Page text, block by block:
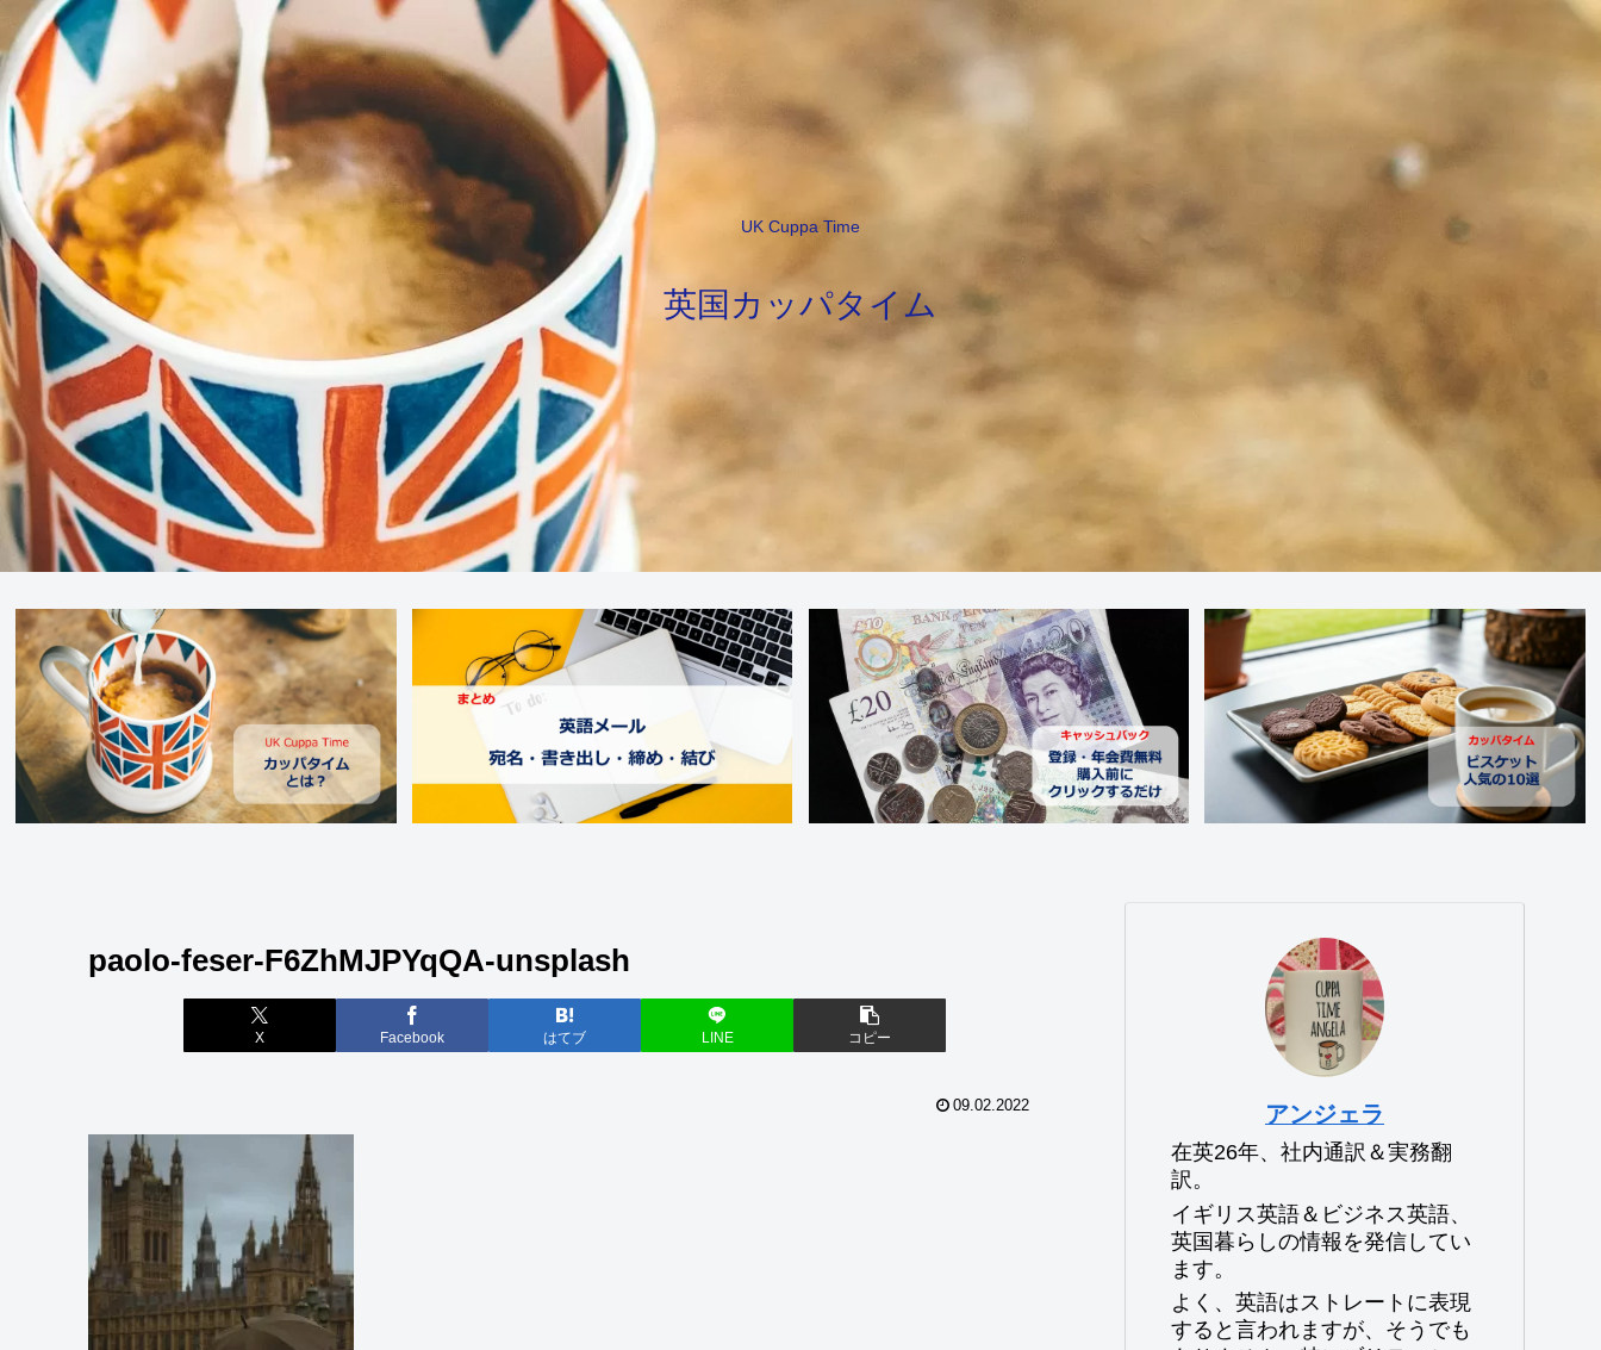
UK Cuppa Time
英国カッパタイム
paolo-feser-F6ZhMJPYqQA-unsplash
X Facebook はてブ LINE コピー
09.02.2022 アンジェラ
在英26年、社内通訳＆実務翻
訳。
イギリス英語＆ビジネス英語、
英国暮らしの情報を発信してい
ます。
よく、英語はストレートに表現
すると言われますが、そうでも